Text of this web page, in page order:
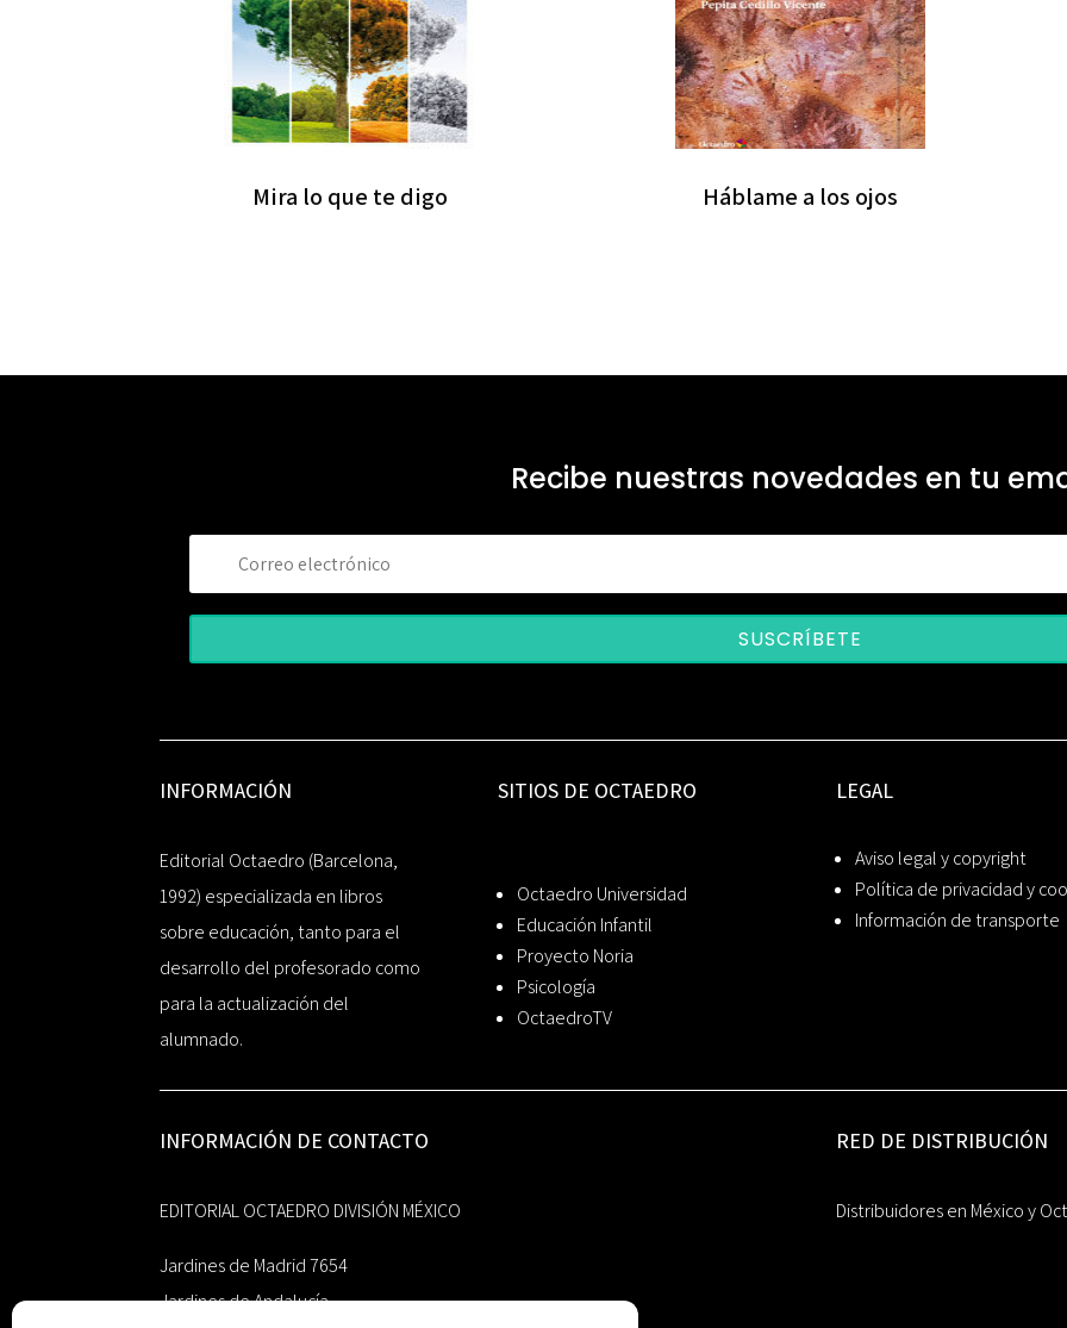
Mira lo que te digo Háblame a los ojos
Recibe nuestras novedades en tu
SUSCRÍBETE
INFORMACIÓN
Editorial Octaedro (Barcelona,
1992) especializada en libros
sobre educación, tanto para el
desarrollo del profesorado como
para la actualización del
alumnado.
SITIOS DE OCTAEDRO
Octaedro Universidad
Educación Infantil
Proyecto Noria
Psicología
OctaedroTV
LEGAL
Aviso legal y copyright
Política de privacidad y
Información de transporte
INFORMACIÓN DE CONTACTO
EDITORIAL OCTAEDRO DIVISIÓN MÉXICO
Jardines de Madrid 7654
Jardines de Andalucía
RED DE DISTRIBUCIÓN
Distribuidores en México y